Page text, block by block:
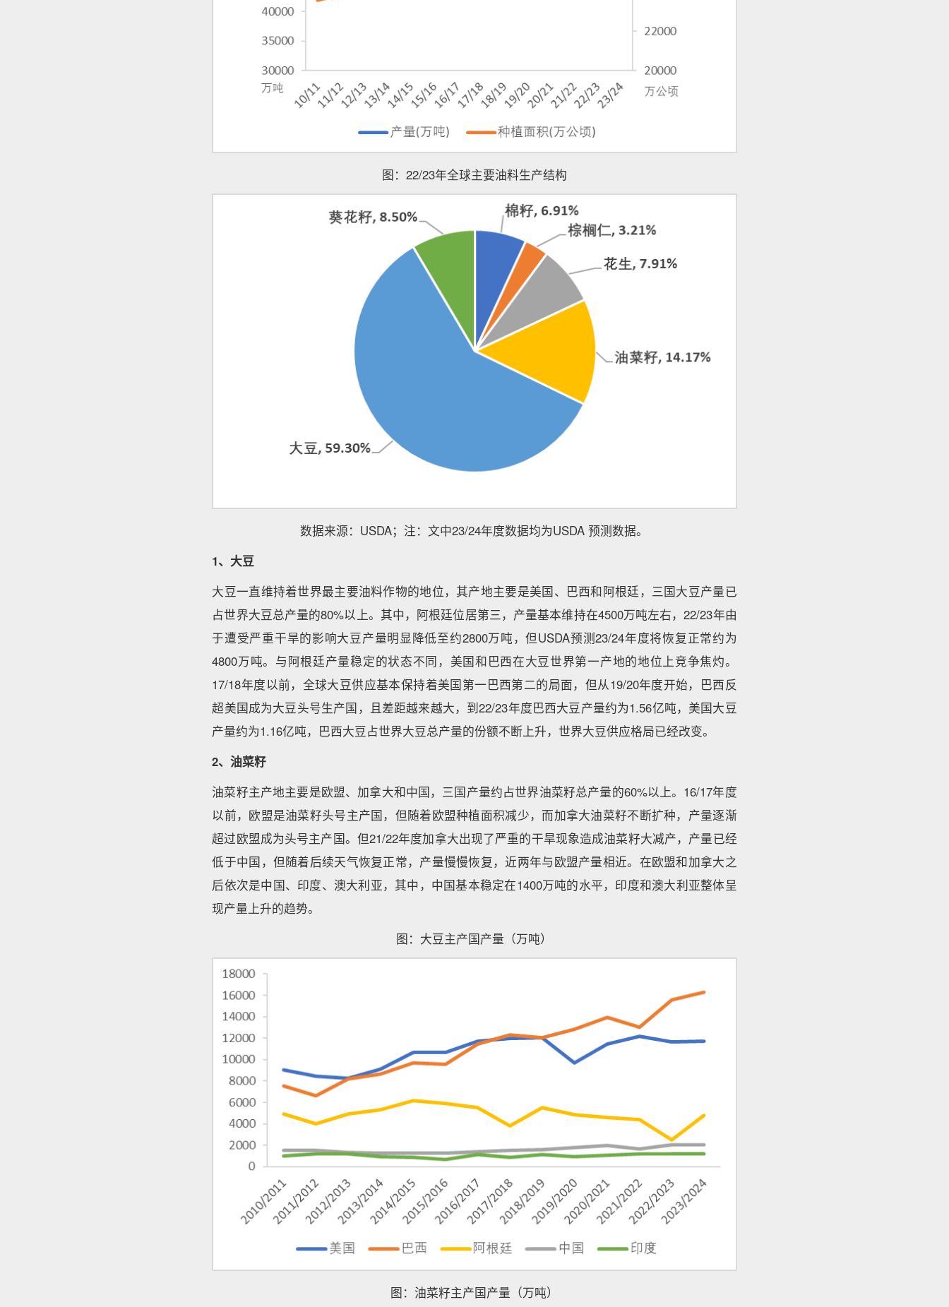
图：22/23年全球主要油料生产结构
数据来源：USDA；注：文中23/24年度数据均为USDA 预测数据。
1、大豆
大豆一直维持着世界最主要油料作物的地位，其产地主要是美国、巴西和阿根廷，三国大豆产量已
占世界大豆总产量的80%以上。其中，阿根廷位居第三，产量基本维持在4500万吨左右，22/23年由
于遭受严重干旱的影响大豆产量明显降低至约2800万吨，但USDA预测23/24年度将恢复正常约为
4800万吨。与阿根廷产量稳定的状态不同，美国和巴西在大豆世界第一产地的地位上竞争焦灼。
17/18年度以前，全球大豆供应基本保持着美国第一巴西第二的局面，但从19/20年度开始，巴西反
超美国成为大豆头号生产国，且差距越来越大，到22/23年度巴西大豆产量约为1.56亿吨，美国大豆
产量约为1.16亿吨，巴西大豆占世界大豆总产量的份额不断上升，世界大豆供应格局已经改变。
2、油菜籽
油菜籽主产地主要是欧盟、加拿大和中国，三国产量约占世界油菜籽总产量的60%以上。16/17年度
以前，欧盟是油菜籽头号主产国，但随着欧盟种植面积减少，而加拿大油菜籽不断扩种，产量逐渐
超过欧盟成为头号主产国。但21/22年度加拿大出现了严重的干旱现象造成油菜籽大减产，产量已经
低于中国，但随着后续天气恢复正常，产量慢慢恢复，近两年与欧盟产量相近。在欧盟和加拿大之
后依次是中国、印度、澳大利亚，其中，中国基本稳定在1400万吨的水平，印度和澳大利亚整体呈
现产量上升的趋势。
图：大豆主产国产量（万吨）
图：油菜籽主产国产量（万吨）